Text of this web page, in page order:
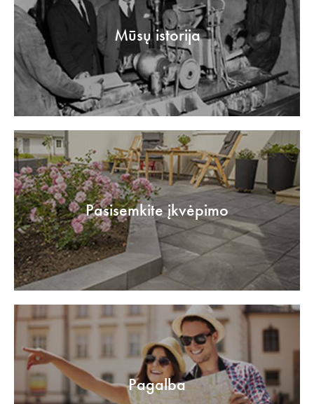
Mūsų istorija
Pasisemkite įkvėpimo
Pagalba